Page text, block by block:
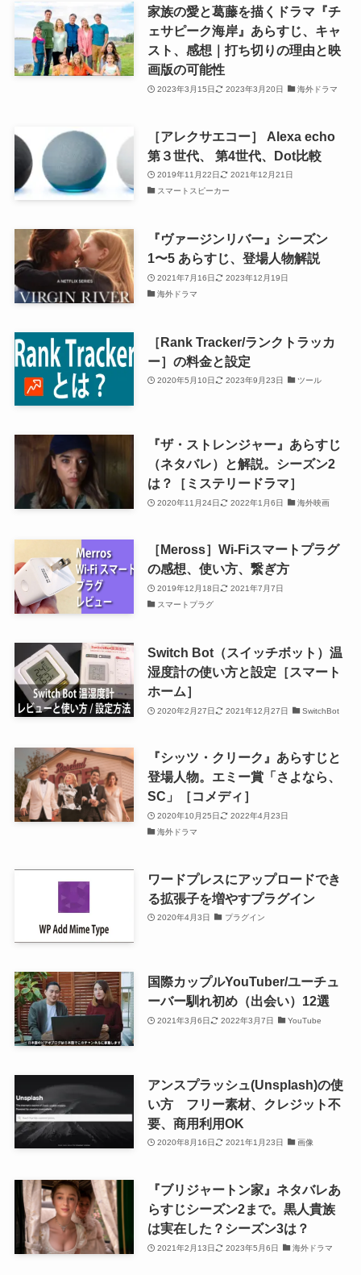
家族の愛と葛藤を描くドラマ『チ
ェサピーク海岸』あらすじ、キャ
スト、感想｜打ち切りの理由と映
画版の可能性
2023年3月15日 2023年3月20日 海外ドラマ
［アレクサエコー］ Alexa echo
第３世代、 第4世代、Dot比較
2019年11月22日
2021年12月21日
スマートスピーカー
『ヴァージンリバー』シーズン
1〜5 あらすじ、登場人物解説
2021年7月16日
2023年12月19日
海外ドラマ
［Rank Tracker/ランクトラッカ
ー］の料金と設定
2020年5月10日 2023年9月23日 ツール
『ザ・ストレンジャー』あらすじ
（ネタバレ）と解説。シーズン2
は？［ミステリードラマ］
2020年11月24日 2022年1月6日 海外映画
［Meross］Wi-Fiスマートプラグ
の感想、使い方、繋ぎ方
2019年12月18日
2021年7月7日
スマートプラグ
Switch Bot（スイッチボット）温
湿度計の使い方と設定［スマート
ホーム］
2020年2月27日 2021年12月27日 SwitchBot
『シッツ・クリーク』あらすじと
登場人物。エミー賞「さよなら、
SC」［コメディ］
2020年10月25日
2022年4月23日
海外ドラマ
ワードプレスにアップロードでき
る拡張子を増やすプラグイン
2020年4月3日 プラグイン
国際カップルYouTuber/ユーチュ
ーバー馴れ初め（出会い）12選
2021年3月6日 2022年3月7日 YouTube
アンスプラッシュ(Unsplash)の使
い方 フリー素材、クレジット不
要、商用利用OK
2020年8月16日 2021年1月23日 画像
『ブリジャートン家』ネタバレあ
らすじシーズン2まで。黒人貴族
は実在した？シーズン3は？
2021年2月13日 2023年5月6日 海外ドラマ